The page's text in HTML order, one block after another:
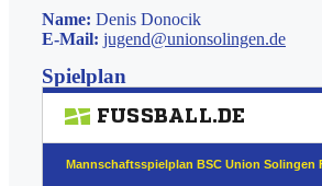
Name: Denis Donocik
E-Mail: jugend@unionsolingen.de
Spielplan